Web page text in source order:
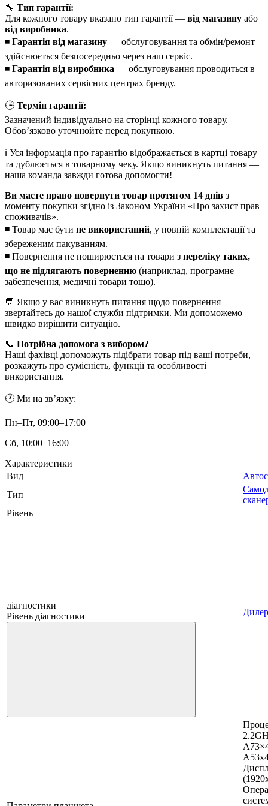
🔧 Тип гарантії:
Для кожного товару вказано тип гарантії — від магазину або
від виробника.
◾ Гарантія від магазину — обслуговування та обмін/ремонт
здійснюється безпосередньо через наш сервіс.
◾ Гарантія від виробника — обслуговування проводиться в
авторизованих сервісних центрах бренду.
🕒 Термін гарантії:
Зазначений індивідуально на сторінці кожного товару.
Обов’язково уточнюйте перед покупкою.
ℹ️ Уся інформація про гарантію відображається в картці товару
та дублюється в товарному чеку. Якщо виникнуть питання —
наша команда завжди готова допомогти!
Ви маєте право повернути товар протягом 14 днів з
моменту покупки згідно із Законом України «Про захист прав
споживачів».
◾ Товар має бути не використаний, у повній комплектації та
збереженим пакуванням.
◾ Повернення не поширюється на товари з переліку таких,
що не підлягають поверненню (наприклад, програмне
забезпечення, медичні товари тощо).
💬 Якщо у вас виникнуть питання щодо повернення —
звертайтесь до нашої служби підтримки. Ми допоможемо
швидко вирішити ситуацію.
📞 Потрібна допомога з вибором?
Наші фахівці допоможуть підібрати товар під ваші потреби,
розкажуть про сумісність, функції та особливості
використання.
🕐 Ми на зв’язку:
Пн–Пт, 09:00–17:00
Сб, 10:00–16:00
Характеристики
Вид
Тип
Рівень
діагностики
Рівень діагностики